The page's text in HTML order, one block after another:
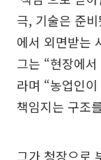
극, 기술은 준
에서 외면받는
그는 “현장에
라며 “농업인
책임지는 구조
그가 청장으로